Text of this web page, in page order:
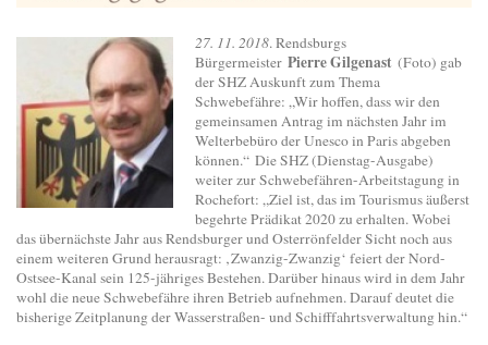
27. 11. 2018. Rendsburgs
Bürgermeister Pierre Gilgenast (Foto) gab
der SHZ Auskunft zum Thema
Schwebefähre: „Wir hoffen, dass wir den
gemeinsamen Antrag im nächsten Jahr im
Welterbebüro der Unesco in Paris abgeben
können.“ Die SHZ (Dienstag-Ausgabe)
weiter zur Schwebefähren-Arbeitstagung in
Rochefort: „Ziel ist, das im Tourismus äußerst
begehrte Prädikat 2020 zu erhalten. Wobei
das übernächste Jahr aus Rendsburger und Osterrönfelder Sicht noch aus
einem weiteren Grund herausragt: ‚Zwanzig-Zwanzig‘ feiert der Nord-
Ostsee-Kanal sein 125-jähriges Bestehen. Darüber hinaus wird in dem Jahr
wohl die neue Schwebefähre ihren Betrieb aufnehmen. Darauf deutet die
bisherige Zeitplanung der Wasserstraßen- und Schifffahrtsverwaltung hin.“